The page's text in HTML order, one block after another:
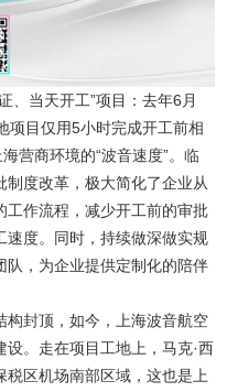
、当天开工”项目：去年6月
项目仅用5小时完成开工前相
营商环境的“波音速度”。临
度改革，极大简化了企业从
工作流程，减少开工前的审批
速度。同时，持续做深做实规
队，为企业提供定制化的陪伴
构封顶，如今，上海波音航空
。走在项目工地上，马克·西
税区机场南部区域，这也是上